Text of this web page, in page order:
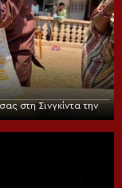
στη Σινγκίντα την